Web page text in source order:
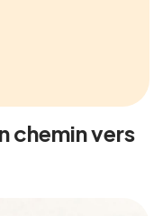
chemin vers